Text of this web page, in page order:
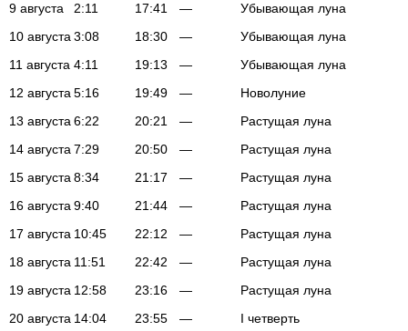
9 августа
2:11 17:41 —
Убывающая луна
10 августа 3:08 18:30 —
Убывающая луна
11 августа 4:11 19:13 —
Убывающая луна
12 августа 5:16 19:49 —
Новолуние
13 августа 6:22 20:21 —
Растущая луна
14 августа 7:29 20:50 —
Растущая луна
15 августа 8:34 21:17 —
Растущая луна
16 августа 9:40 21:44 —
Растущая луна
17 августа 10:45 22:12 —
Растущая луна
18 августа 11:51 22:42 —
Растущая луна
19 августа 12:58 23:16 —
Растущая луна
20 августа 14:04 23:55 —
I четверть